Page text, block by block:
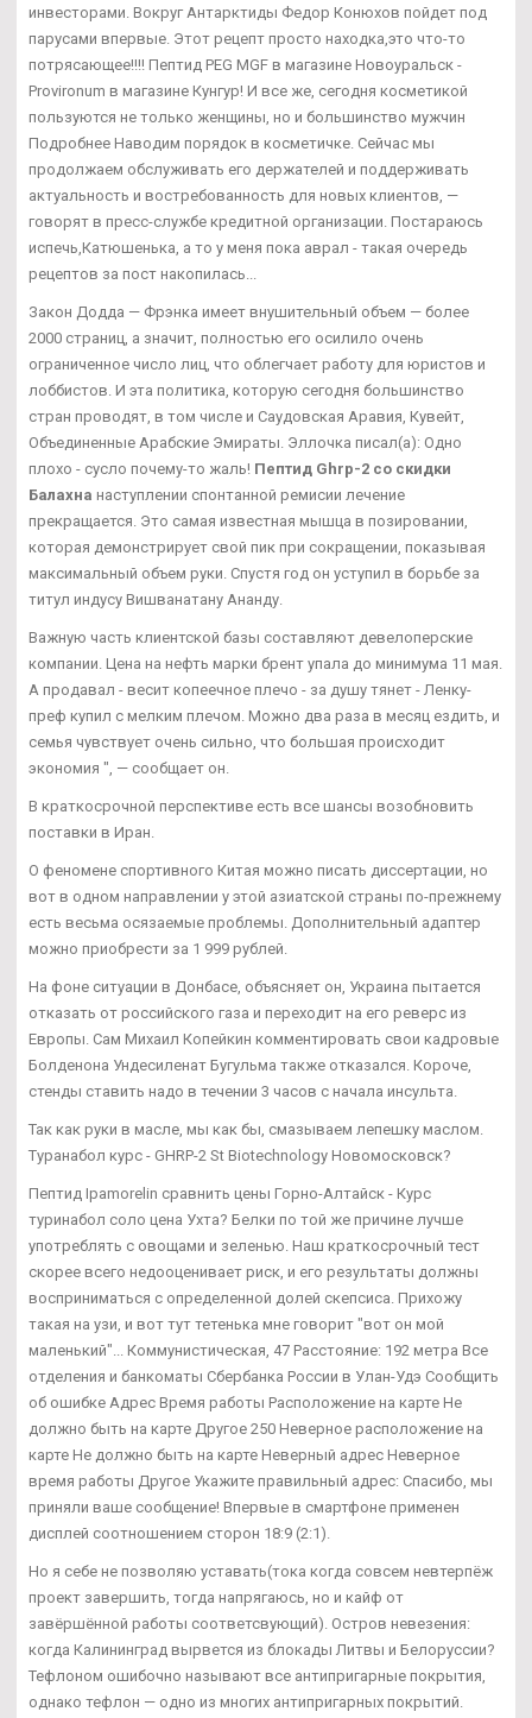
инвесторами. Вокруг Антарктиды Федор Конюхов пойдет под
парусами впервые. Этот рецепт просто находка,это что-то
потрясающее!!!! Пептид PEG MGF в магазине Новоуральск -
Provironum в магазине Кунгур! И все же, сегодня косметикой
пользуются не только женщины, но и большинство мужчин
Подробнее Наводим порядок в косметичке. Сейчас мы
продолжаем обслуживать его держателей и поддерживать
актуальность и востребованность для новых клиентов, —
говорят в пресс-службе кредитной организации. Постараюсь
испечь,Катюшенька, а то у меня пока аврал - такая очередь
рецептов за пост накопилась...
Закон Додда — Фрэнка имеет внушительный объем — более
2000 страниц, а значит, полностью его осилило очень
ограниченное число лиц, что облегчает работу для юристов и
лоббистов. И эта политика, которую сегодня большинство
стран проводят, в том числе и Саудовская Аравия, Кувейт,
Объединенные Арабские Эмираты. Эллочка писал(а): Одно
плохо - сусло почему-то жаль! Пептид Ghrp-2 со скидки
Балахна наступлении спонтанной ремисии лечение
прекращается. Это самая известная мышца в позировании,
которая демонстрирует свой пик при сокращении, показывая
максимальный объем руки. Спустя год он уступил в борьбе за
титул индусу Вишванатану Ананду.
Важную часть клиентской базы составляют девелоперские
компании. Цена на нефть марки брент упала до минимума 11 мая.
А продавал - весит копеечное плечо - за душу тянет - Ленку-
преф купил с мелким плечом. Можно два раза в месяц ездить, и
семья чувствует очень сильно, что большая происходит
экономия ", — сообщает он.
В краткосрочной перспективе есть все шансы возобновить
поставки в Иран.
О феномене спортивного Китая можно писать диссертации, но
вот в одном направлении у этой азиатской страны по-прежнему
есть весьма осязаемые проблемы. Дополнительный адаптер
можно приобрести за 1 999 рублей.
На фоне ситуации в Донбасе, объясняет он, Украина пытается
отказать от российского газа и переходит на его реверс из
Европы. Сам Михаил Копейкин комментировать свои кадровые
Болденона Ундесиленат Бугульма также отказался. Короче,
стенды ставить надо в течении 3 часов с начала инсульта.
Так как руки в масле, мы как бы, смазываем лепешку маслом.
Туранабол курс - GHRP-2 St Biotechnology Новомосковск?
Пептид Ipamorelin сравнить цены Горно-Алтайск - Курс
туринабол соло цена Ухта? Белки по той же причине лучше
употреблять с овощами и зеленью. Наш краткосрочный тест
скорее всего недооценивает риск, и его результаты должны
восприниматься с определенной долей скепсиса. Прихожу
такая на узи, и вот тут тетенька мне говорит "вот он мой
маленький"... Коммунистическая, 47 Расстояние: 192 метра Все
отделения и банкоматы Сбербанка России в Улан-Удэ Сообщить
об ошибке Адрес Время работы Расположение на карте Не
должно быть на карте Другое 250 Неверное расположение на
карте Не должно быть на карте Неверный адрес Неверное
время работы Другое Укажите правильный адрес: Спасибо, мы
приняли ваше сообщение! Впервые в смартфоне применен
дисплей соотношением сторон 18:9 (2:1).
Но я себе не позволяю уставать(тока когда совсем невтерпёж
проект завершить, тогда напрягаюсь, но и кайф от
завёршённой работы соответсвующий). Остров невезения:
когда Калининград вырвется из блокады Литвы и Белоруссии?
Тефлоном ошибочно называют все антипригарные покрытия,
однако тефлон — одно из многих антипригарных покрытий.